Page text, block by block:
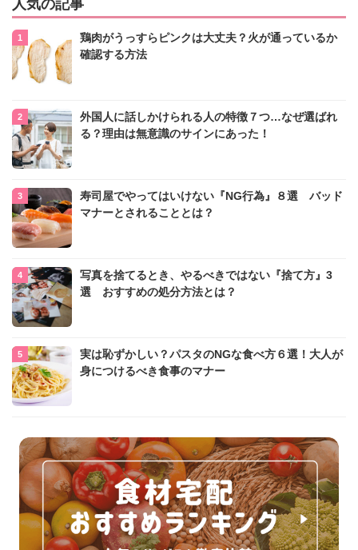
人気の記事
鶏肉がうっすらピンクは大丈夫？火が通っているか
確認する方法
外国人に話しかけられる人の特徴７つ…なぜ選ばれ
る？理由は無意識のサインにあった！
寿司屋でやってはいけない『NG行為』８選 バッド
マナーとされることとは？
写真を捨てるとき、やるべきではない『捨て方』3
選 おすすめの処分方法とは？
実は恥ずかしい？パスタのNGな食べ方６選！大人が
身につけるべき食事のマナー